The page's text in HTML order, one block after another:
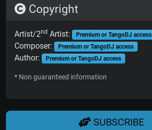
Copyright
Artist/2nd Artist: Premium or TangoDJ access
Composer: Premium or TangoDJ access
Author: Premium or TangoDJ access
* Non guaranteed information
SUBSCRIBE